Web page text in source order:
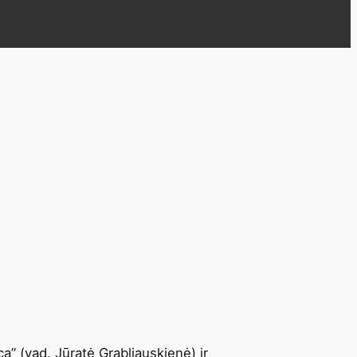
(vad. Jūratė Grabliauskienė) ir